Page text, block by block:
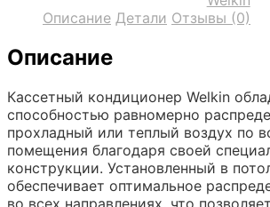
Описание Детали Отзывы (0)
Описание
Кассетный кондиционер Welkin
способностью равномерно
прохладный или теплый воздух по
помещения благодаря своей
конструкции. Установленный в
обеспечивает оптимальное
во всех направлениях, что